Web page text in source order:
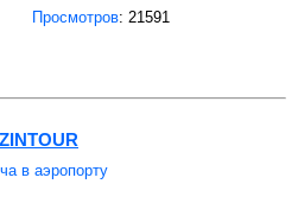
Просмотров: 21591
в аэропорту